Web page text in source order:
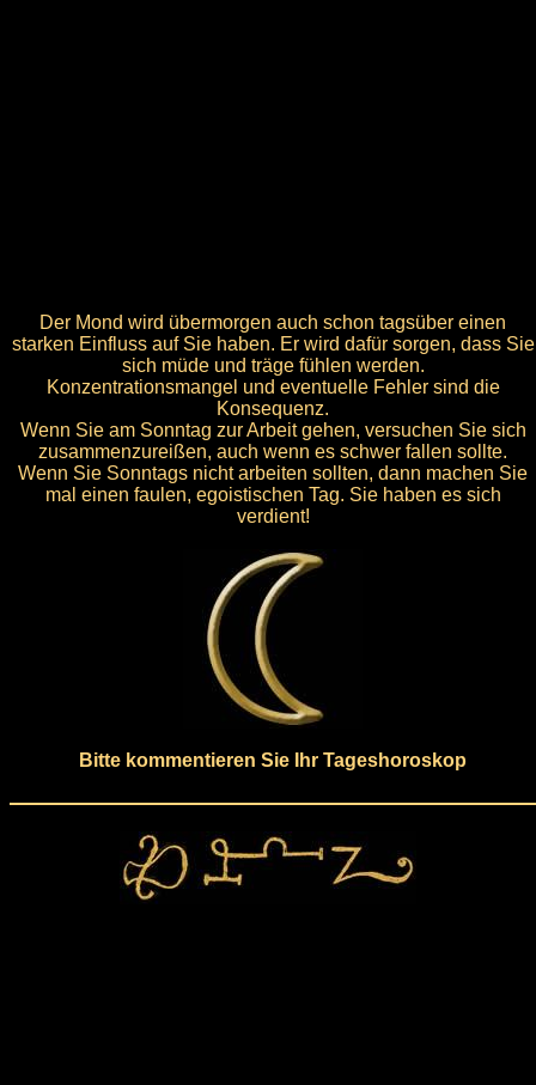
Der Mond wird übermorgen auch schon tagsüber einen
starken Einfluss auf Sie haben. Er wird dafür sorgen, dass Sie
sich müde und träge fühlen werden.
Konzentrationsmangel und eventuelle Fehler sind die
Konsequenz.
Wenn Sie am Sonntag zur Arbeit gehen, versuchen Sie sich
zusammenzureißen, auch wenn es schwer fallen sollte.
Wenn Sie Sonntags nicht arbeiten sollten, dann machen Sie
mal einen faulen, egoistischen Tag. Sie haben es sich
verdient!
Bitte kommentieren Sie Ihr Tageshoroskop